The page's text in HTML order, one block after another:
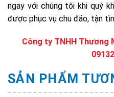
ngay với chúng tôi khi quý
được phục vụ chu đáo, tận
Công ty TNHH Thương
SẢN PHẨM